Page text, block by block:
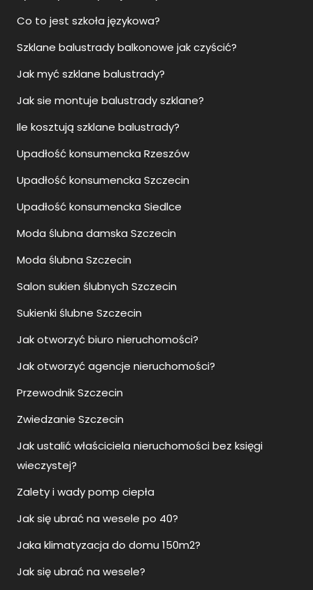
Co to jest szkoła językowa?
Szklane balustrady balkonowe jak czyścić?
Jak myć szklane balustrady?
Jak sie montuje balustrady szklane?
Ile kosztują szklane balustrady?
Upadłość konsumencka Rzeszów
Upadłość konsumencka Szczecin
Upadłość konsumencka Siedlce
Moda ślubna damska Szczecin
Moda ślubna Szczecin
Salon sukien ślubnych Szczecin
Sukienki ślubne Szczecin
Jak otworzyć biuro nieruchomości?
Jak otworzyć agencje nieruchomości?
Przewodnik Szczecin
Zwiedzanie Szczecin
Jak ustalić właściciela nieruchomości bez księgi
wieczystej?
Zalety i wady pomp ciepła
Jak się ubrać na wesele po 40?
Jaka klimatyzacja do domu 150m2?
Jak się ubrać na wesele?